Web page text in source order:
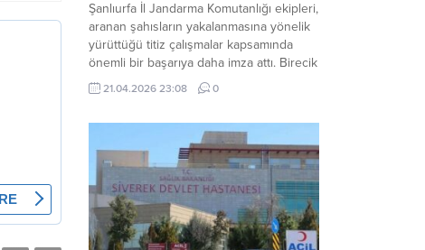
Şanlıurfa İl Jandarma Komutanlığı ekipleri,
aranan şahısların yakalanmasına yönelik
yürüttüğü titiz çalışmalar kapsamında
önemli bir başarıya daha imza attı. Birecik
ilçesinde düzenlenen operasyonla,
hakkında kesinleşmiş hapis cezası
teslim edildi. Haber Merkezi – Şanlıurfa
Valiliği İl Basın ve Halkla İlişkiler
Müdürlüğü tarafından yapılan açıklamaya
göre; İl...
21.04.2026 23:08 0